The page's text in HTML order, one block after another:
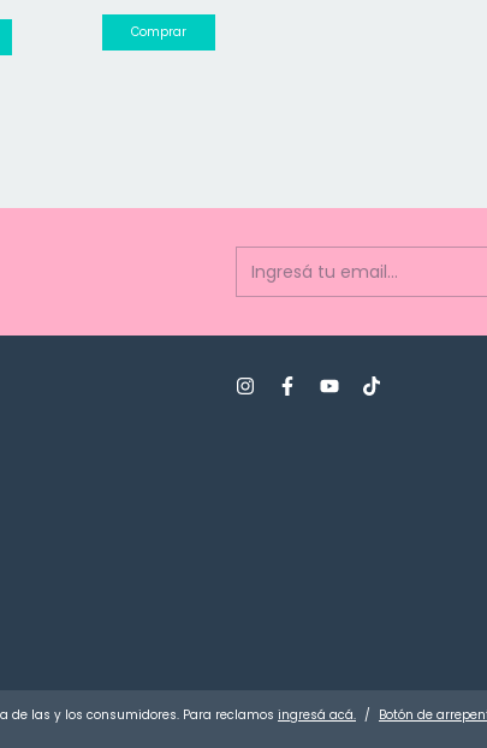
de las y los consumidores. Para reclamos ingresá acá. / Botón de